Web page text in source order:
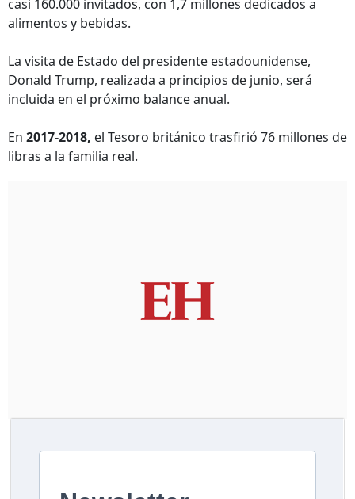
casi 160.000 invitados, con 1,7 millones dedicados a
alimentos y bebidas.
La visita de Estado del presidente estadounidense,
Donald Trump, realizada a principios de junio, será
incluida en el próximo balance anual.
En 2017-2018, el Tesoro británico trasfirió 76 millones de
libras a la familia real.